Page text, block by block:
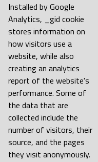
Installed by Google
Analytics, _gid cookie
stores information on
how visitors use a
website, while also
creating an analytics
report of the website's
performance. Some of
the data that are
collected include the
number of visitors, their
source, and the pages
they visit anonymously.